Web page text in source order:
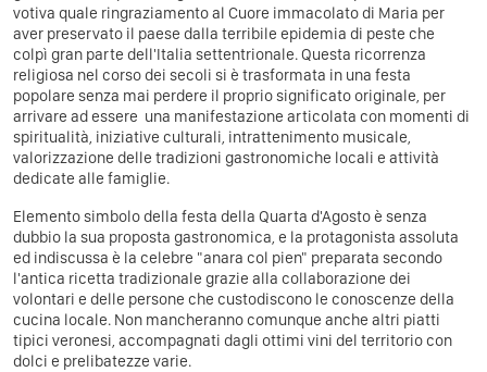
votiva quale ringraziamento al Cuore immacolato di Maria per
aver preservato il paese dalla terribile epidemia di peste che
colpì gran parte dell'Italia settentrionale. Questa ricorrenza
religiosa nel corso dei secoli si è trasformata in una festa
popolare senza mai perdere il proprio significato originale, per
arrivare ad essere una manifestazione articolata con momenti di
spiritualità, iniziative culturali, intrattenimento musicale,
valorizzazione delle tradizioni gastronomiche locali e attività
dedicate alle famiglie.
Elemento simbolo della festa della Quarta d'Agosto è senza
dubbio la sua proposta gastronomica, e la protagonista assoluta
ed indiscussa è la celebre "anara col pien" preparata secondo
l'antica ricetta tradizionale grazie alla collaborazione dei
volontari e delle persone che custodiscono le conoscenze della
cucina locale. Non mancheranno comunque anche altri piatti
tipici veronesi, accompagnati dagli ottimi vini del territorio con
dolci e prelibatezze varie.